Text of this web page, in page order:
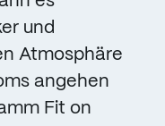
und
Atmosphäre
angehen
Fit on